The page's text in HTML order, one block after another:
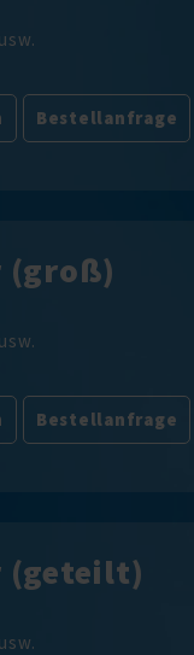
Bestellanfrage
(groß)
Bestellanfrage
(geteilt)